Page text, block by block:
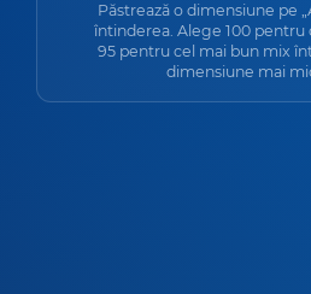
Păstrează o dimensiune pe
întinderea. Alege 100 pentru
95 pentru cel mai bun mix
dimensiune mai